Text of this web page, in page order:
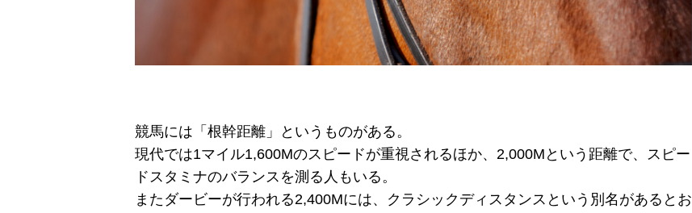
競馬には「根幹距離」というものがある。
現代では1マイル1,600Mのスピードが重視されるほか、2,000Mという距離で、スピー
ドスタミナのバランスを測る人もいる。
またダービーが行われる2,400Mには、クラシックディスタンスという別名があるとお